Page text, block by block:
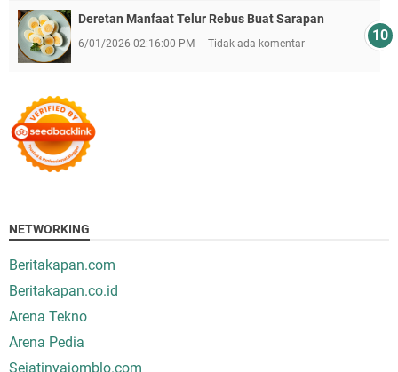
Deretan Manfaat Telur Rebus Buat Sarapan
6/01/2026 02:16:00 PM Tidak ada komentar
NETWORKING
Beritakapan.com
Beritakapan.co.id
Arena Tekno
Arena Pedia
Sejatinyajomblo.com